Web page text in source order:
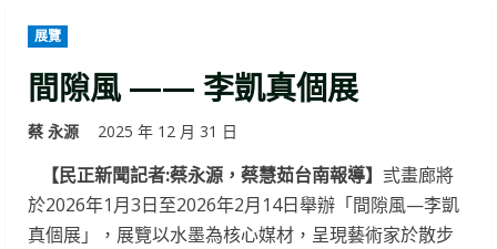
展覽
間隙風 —— 李凱真個展
蔡 永源 2025 年 12 月 31 日
【民正新聞記者:蔡永源，蔡慧茹台南報導】 弎畫廊將
於2026年1月3日至2026年2月14日舉辦「間隙風—李凱
真個展」，展覽以水墨為核心媒材，呈現藝術家於散步